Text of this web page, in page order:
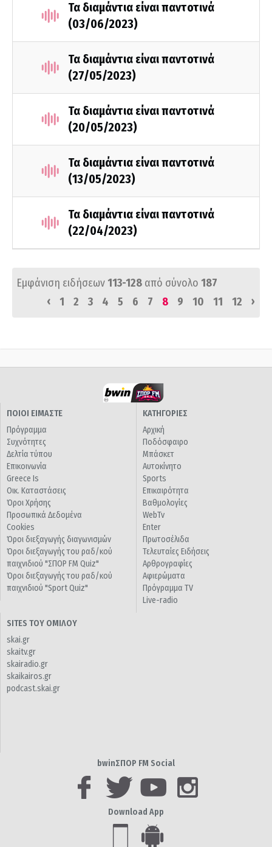
Τα διαμάντια είναι παντοτινά
(03/06/2023)
Τα διαμάντια είναι παντοτινά
(27/05/2023)
Τα διαμάντια είναι παντοτινά
(20/05/2023)
Τα διαμάντια είναι παντοτινά
(13/05/2023)
Τα διαμάντια είναι παντοτινά
(22/04/2023)
Εμφάνιση ειδήσεων113-128 από σύνολο 187
‹
1 2 3 4 5 6 7 8 9 10 11 12 ›
ΠΟΙΟΙ ΕΙΜΑΣΤΕ
Πρόγραμμα
Συχνότητες
Δελτία τύπου
Επικοινωνία
Greece Is
Οικ. Καταστάσεις
Όροι Χρήσης
Προσωπικά Δεδομένα
Cookies
Όροι διεξαγωγής διαγωνισμών
Όροι διεξαγωγής του ραδ/κού
παιχνιδιού "ΣΠΟΡ FM Quiz"
Όροι διεξαγωγής του ραδ/κού
παιχνιδιού "Sport Quiz"
ΚΑΤΗΓΟΡΙΕΣ
Αρχική
Ποδόσφαιρο
Μπάσκετ
Αυτοκίνητο
Sports
Επικαιρότητα
Βαθμολογίες
WebTv
Enter
Πρωτοσέλιδα
Τελευταίες Ειδήσεις
Αρθρογραφίες
Αφιερώματα
Πρόγραμμα TV
Live-radio
SITES ΤΟΥ ΟΜΙΛΟΥ
skai.gr
skaitv.gr
skairadio.gr
skaikairos.gr
podcast.skai.gr
bwinΣΠΟΡ FM Social
Download App